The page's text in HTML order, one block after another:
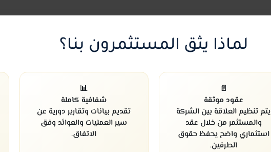
لماذا يثق المستثمرون بنا؟
📄
عقود موثقة
يتم تنظيم العلاقة بين الشركة
والمستثمر من خلال عقد
استثماري واضح يحفظ حقوق
الطرفين.
📊
شفافية كاملة
تقديم بيانات وتقارير دورية عن
سير العمليات والعوائد وفق
الاتفاق.